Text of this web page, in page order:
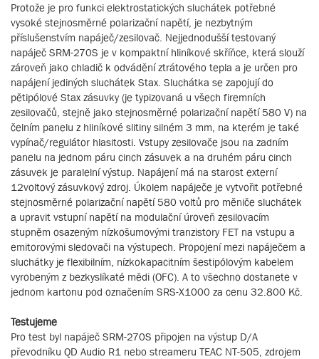
Protože je pro funkci elektrostatických sluchátek potřebné
vysoké stejnosměrné polarizační napětí, je nezbytným
příslušenstvím napáječ/zesilovač. Nejjednodušší testovaný
napáječ SRM-270S je v kompaktní hliníkové skříňce, která slouží
zároveň jako chladič k odvádění ztrátového tepla a je určen pro
napájení jediných sluchátek Stax. Sluchátka se zapojují do
pětipólové Stax zásuvky (je typizovaná u všech firemních
zesilovačů, stejně jako stejnosměrné polarizační napětí 580 V) na
čelním panelu z hliníkové slitiny silném 3 mm, na kterém je také
vypínač/regulátor hlasitosti. Vstupy zesilovače jsou na zadním
panelu na jednom páru cinch zásuvek a na druhém páru cinch
zásuvek je paralelní výstup. Napájení má na starost externí
12voltový zásuvkový zdroj. Úkolem napáječe je vytvořit potřebné
stejnosměrné polarizační napětí 580 voltů pro měniče sluchátek
a upravit vstupní napětí na modulační úroveň zesilovacím
stupněm osazeným nízkošumovými tranzistory FET na vstupu a
emitorovými sledovači na výstupech. Propojení mezi napáječem a
sluchátky je flexibilním, nízkokapacitním šestipólovým kabelem
vyrobeným z bezkyslíkaté mědi (OFC). A to všechno dostanete v
jednom kartonu pod označením SRS-X1000 za cenu 32.800 Kč.
Testujeme
Pro test byl napáječ SRM-270S připojen na výstup D/A
převodníku QD Audio R1 nebo streameru TEAC NT-505, zdrojem